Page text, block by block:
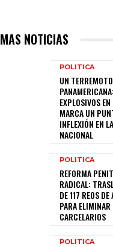
MAS NOTICIAS
POLITICA
UN
EXPLOSIVOS
MARCA UN
INFLEXIÓN EN
NACIONAL
POLITICA
REFORMA
RADICAL:
DE 117 REOS
PARA
CARCELARIOS
POLITICA